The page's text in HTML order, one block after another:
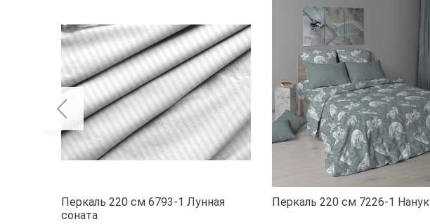
Перкаль 220 см 6793-1 Лунная
соната
Перкаль 220 см 7226-1 Нанук